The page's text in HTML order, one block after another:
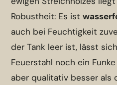
Robustheit: Es ist
auch bei Feuchtigkeit
der Tank leer ist, lässt
Feuerstahl noch ein
aber qualitativ besser als